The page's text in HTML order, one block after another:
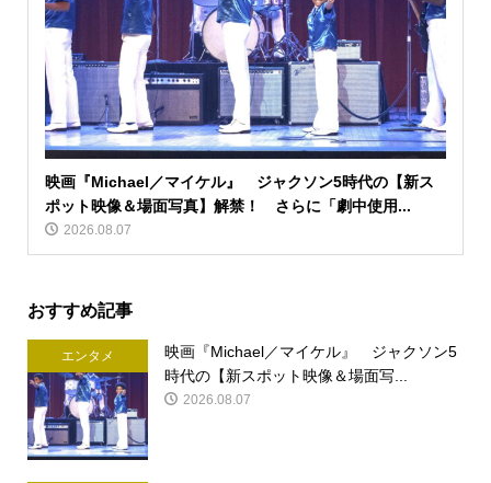
映画『Michael／マイケル』 ジャクソン5時代の【新ス
ポット映像＆場面写真】解禁！ さらに「劇中使用...
2026.08.07
おすすめ記事
エンタメ
映画『Michael／マイケル』 ジャクソン5
時代の【新スポット映像＆場面写...
2026.08.07